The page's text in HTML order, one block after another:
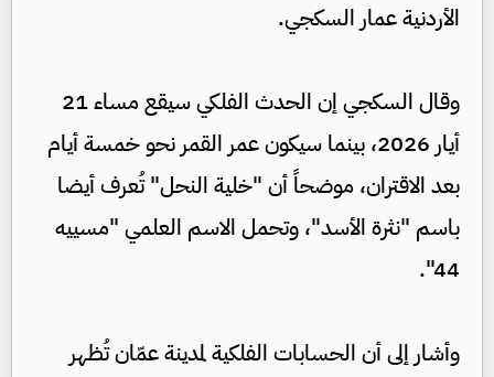
الأردنية عمار السكجي.
وقال السكجي إن الحدث الفلكي سيقع مساء 21
أيار 2026، بينما سيكون عمر القمر نحو خمسة أيام
بعد الاقتران، موضحاً أن "خلية النحل" تُعرف أيضا
باسم "نثرة الأسد"، وتحمل الاسم العلمي "مسييه
44".
وأشار إلى أن الحسابات الفلكية لمدينة عمّان تُظهر